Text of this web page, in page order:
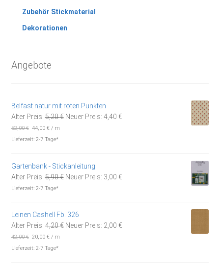
Zubehör Stickmaterial
Dekorationen
Angebote
Belfast natur mit roten Punkten
Alter Preis: 5,20€ Ursprünglicher
Neuer Preis: 4,40 €Aktueller
52,00€ 44,00€ / m
Lieferzeit: 2-7 Tage*
Gartenbank - Stickanleitung
Alter Preis: 5,90€ Ursprünglicher
Neuer Preis: 3,00 €Aktueller
Lieferzeit: 2-7 Tage*
Leinen Cashell Fb. 326
Alter Preis: 4,20€ Ursprünglicher
Neuer Preis: 2,00 €Aktueller
42,00€ 20,00€ / m
Lieferzeit: 2-7 Tage*